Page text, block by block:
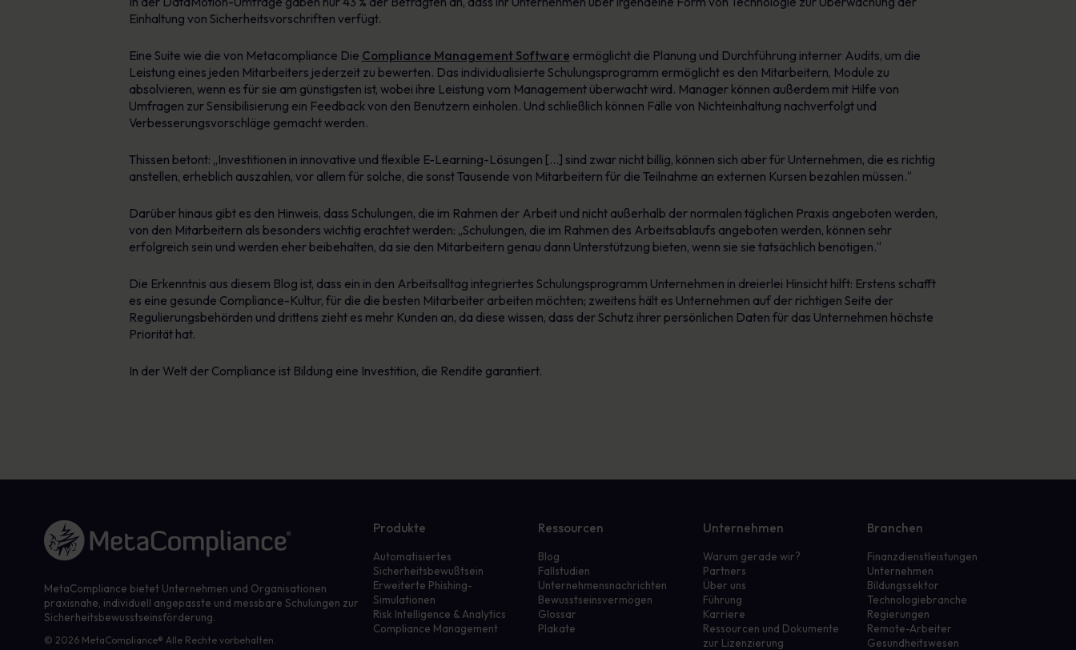
Einhaltung von Sicherheitsvorschriften verfügt.
Eine Suite wie die von Metacompliance Die Compliance Management Software ermöglicht die Planung und Durchführung interner Audits, um die
Leistung eines jeden Mitarbeiters jederzeit zu bewerten. Das individualisierte Schulungsprogramm ermöglicht es den Mitarbeitern, Module zu
absolvieren, wenn es für sie am günstigsten ist, wobei ihre Leistung vom Management überwacht wird. Manager können außerdem mit Hilfe von
Umfragen zur Sensibilisierung ein Feedback von den Benutzern einholen. Und schließlich können Fälle von Nichteinhaltung nachverfolgt und
Verbesserungsvorschläge gemacht werden.
Thissen betont: „Investitionen in innovative und flexible E-Learning-Lösungen […] sind zwar nicht billig, können sich aber für Unternehmen, die es richtig
anstellen, erheblich auszahlen, vor allem für solche, die sonst Tausende von Mitarbeitern für die Teilnahme an externen Kursen bezahlen müssen.“
Darüber hinaus gibt es den Hinweis, dass Schulungen, die im Rahmen der Arbeit und nicht außerhalb der normalen täglichen Praxis angeboten werden,
von den Mitarbeitern als besonders wichtig erachtet werden: „Schulungen, die im Rahmen des Arbeitsablaufs angeboten werden, können sehr
erfolgreich sein und werden eher beibehalten, da sie den Mitarbeitern genau dann Unterstützung bieten, wenn sie sie tatsächlich benötigen.“
Die Erkenntnis aus diesem Blog ist, dass ein in den Arbeitsalltag integriertes Schulungsprogramm Unternehmen in dreierlei Hinsicht hilft: Erstens schafft
es eine gesunde Compliance-Kultur, für die die besten Mitarbeiter arbeiten möchten; zweitens hält es Unternehmen auf der richtigen Seite der
Regulierungsbehörden und drittens zieht es mehr Kunden an, da diese wissen, dass der Schutz ihrer persönlichen Daten für das Unternehmen höchste
Priorität hat.
In der Welt der Compliance ist Bildung eine Investition, die Rendite garantiert.
Link zur Homepage
MetaCompliance bietet Unternehmen und Organisationen
praxisnahe, individuell angepasste und messbare Schulungen zur
Sicherheitsbewusstseinsförderung.
© 2026 MetaCompliance® Alle Rechte vorbehalten.
Produkte
Automatisiertes
Sicherheitsbewußtsein
Erweiterte Phishing-
Simulationen
Risk Intelligence & Analytics
Compliance Management
Ressourcen
Blog
Fallstudien
Unternehmensnachrichten
Bewusstseinsvermögen
Glossar
Plakate
Unternehmen
Warum gerade wir?
Partners
Über uns
Führung
Karriere
Ressourcen und Dokumente
zur Lizenzierung
Branchen
Finanzdienstleistungen
Unternehmen
Bildungssektor
Technologiebranche
Regierungen
Remote-Arbeiter
Gesundheitswesen